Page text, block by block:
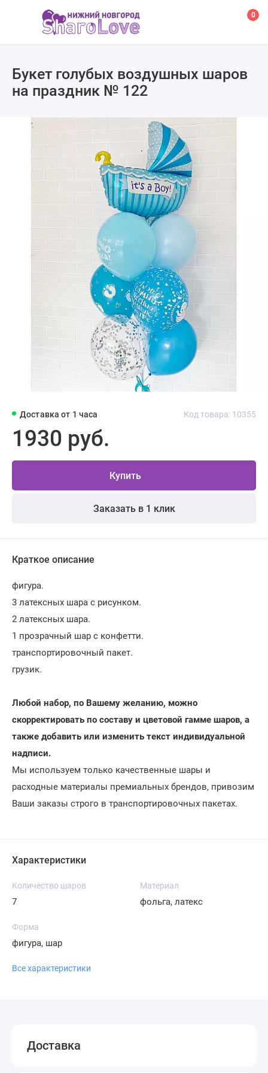
0
Букет голубых воздушных шаров
на праздник № 122
Доставка от 1 часа Код товара: 10355
1930 руб.
Купить
Заказать в 1 клик
Краткое описание
фигура.
3 латексных шара с рисунком.
2 латексных шара.
1 прозрачный шар с конфетти.
транспортировочный пакет.
грузик.
Любой набор, по Вашему желанию, можно
скорректировать по составу и цветовой гамме шаров, а
также добавить или изменить текст индивидуальной
надписи.
Мы используем только качественные шары и
расходные материалы премиальных брендов, привозим
Ваши заказы строго в транспортировочных пакетах.
Характеристики
Количество шаров
7
Материал
фольга, латекс
Форма
фигура, шар
Все характеристики
Доставка